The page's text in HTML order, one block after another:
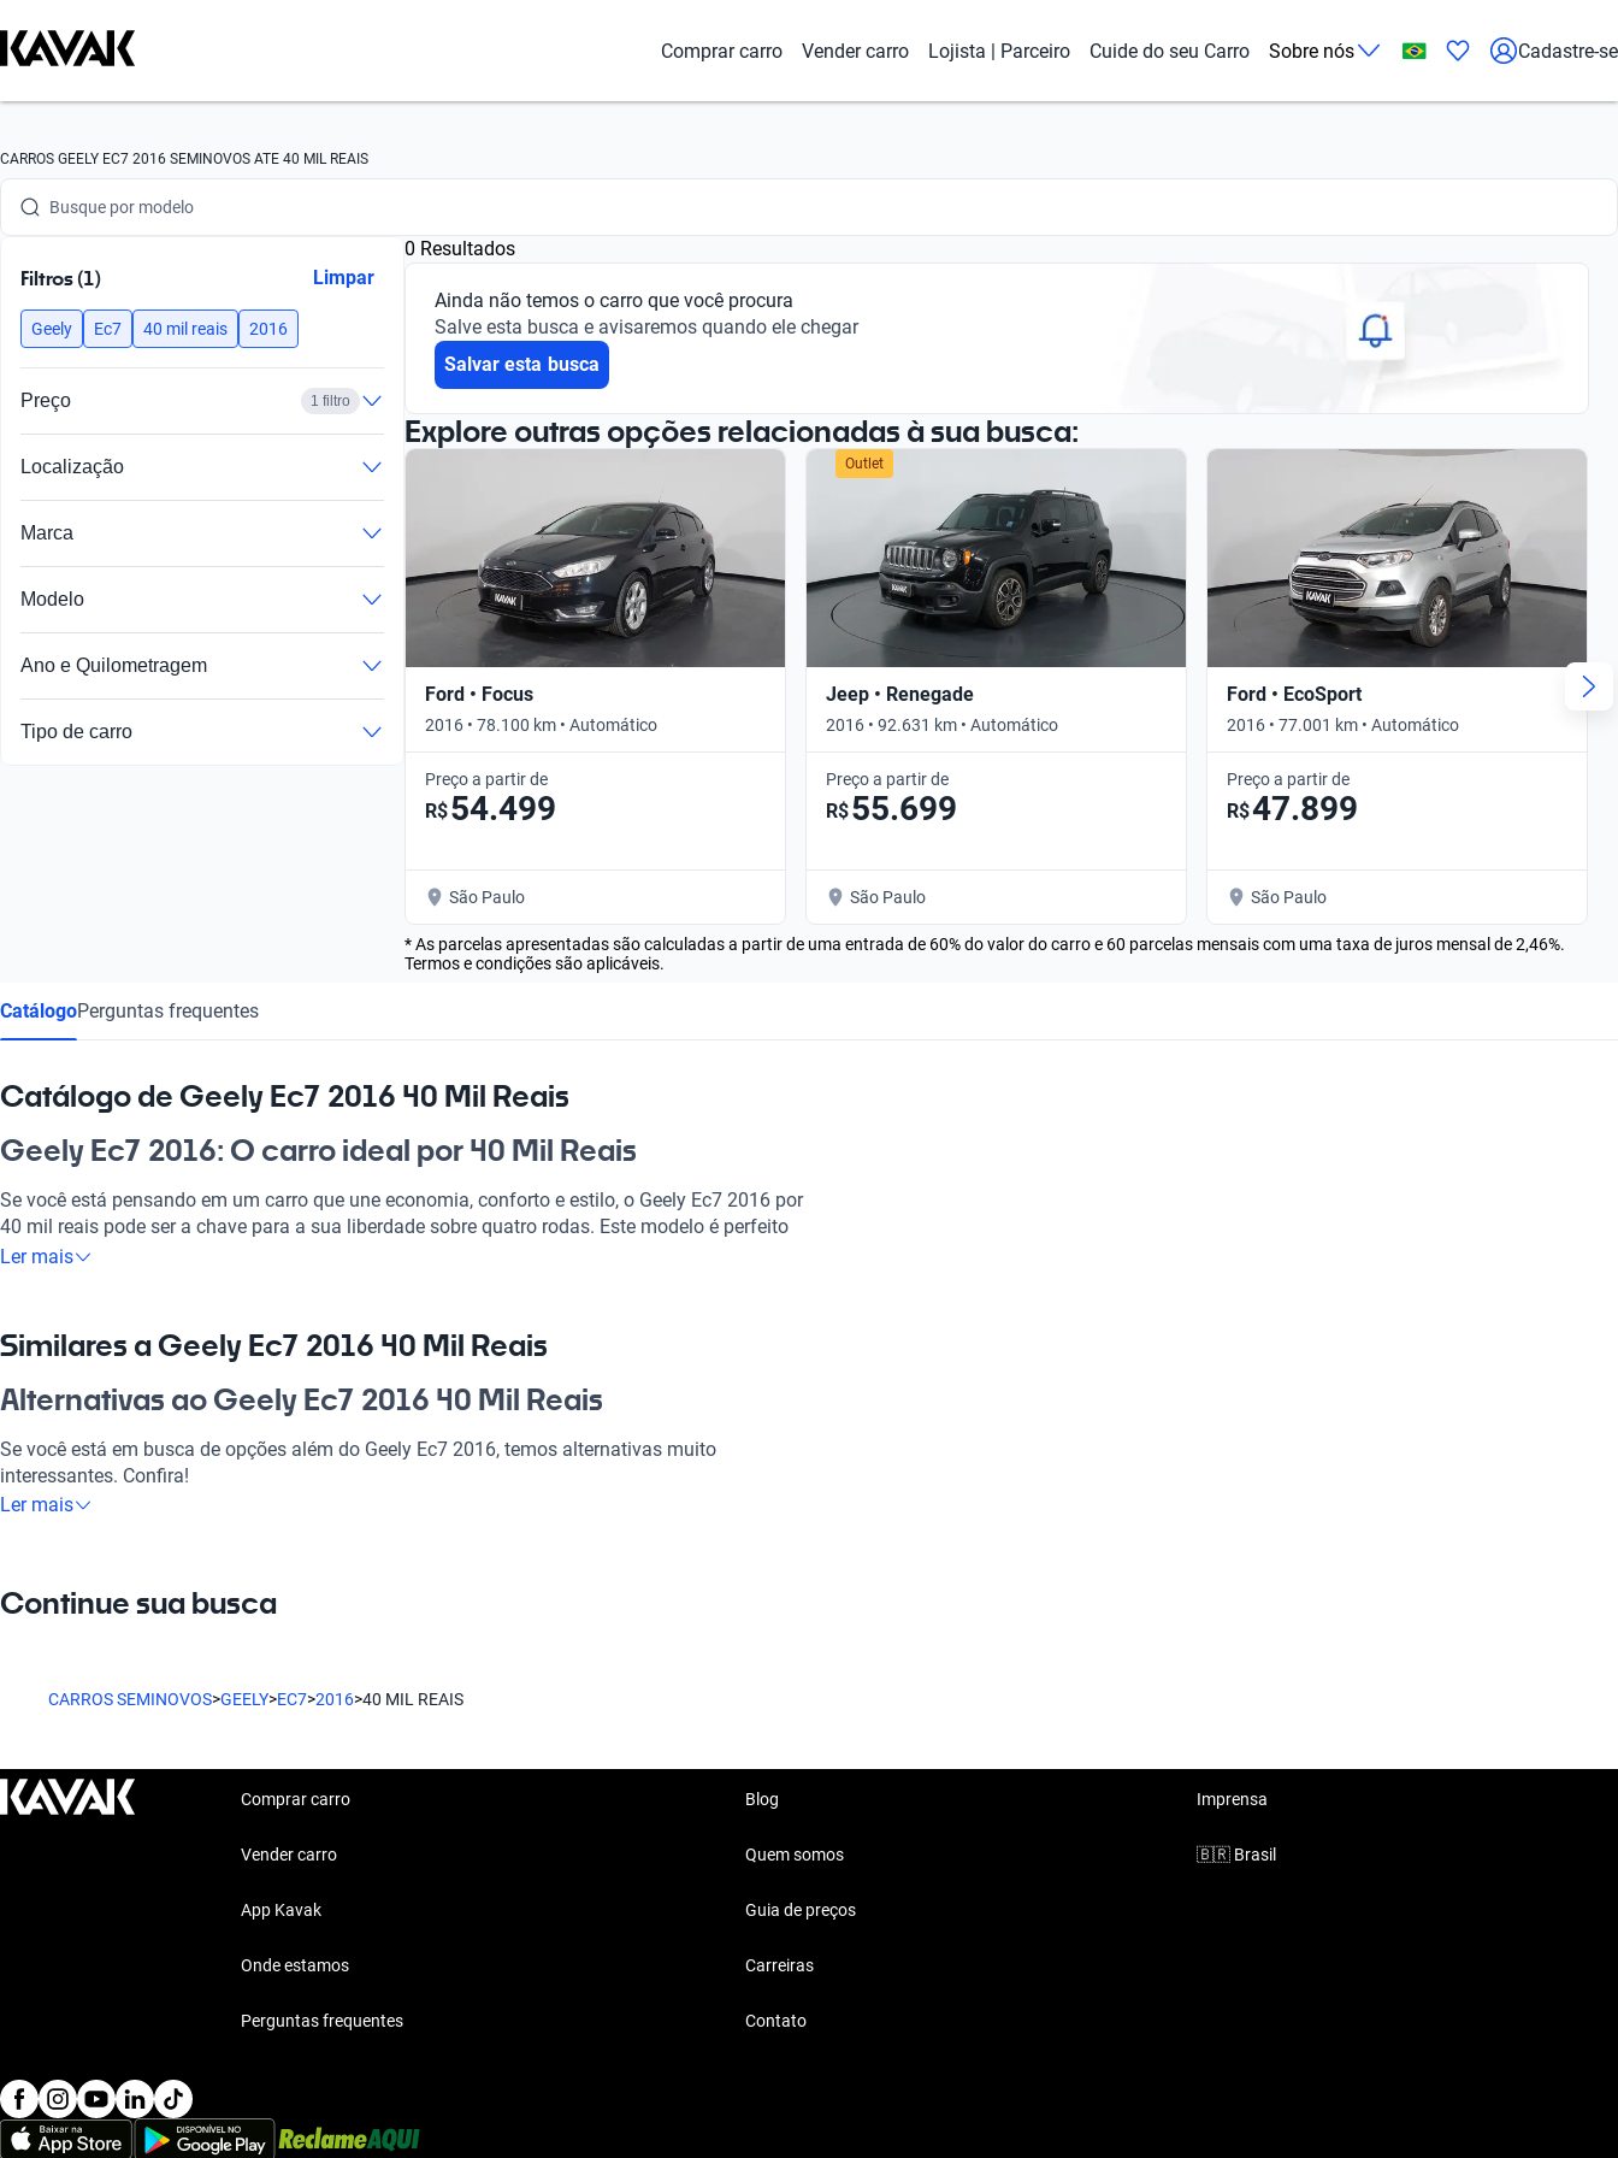
Comprar carro Vender carro Lojista | Parceiro Cuide do seu Carro Sobre nós Cadastre-se
CARROS GEELY EC7 2016 SEMINOVOS ATE 40 MIL REAIS
Busque por marca
Busque por modelo
Busque por ano
Busque por marca
Busque por versão
Busque por ano
Filtros (1) Limpar
Geely Ec7 40 mil reais 2016
Preço 1 filtro
Localização
Marca
Modelo
Ano e Quilometragem
Tipo de carro
0 Resultados
Ainda não temos o carro que você procura
Salve esta busca e avisaremos quando ele chegar
Salvar esta busca
Explore outras opções relacionadas à sua busca:
Ford • Focus
2016 • 78.100 km • Automático
Preço a partir de
R$54.499
São Paulo
Outlet
Jeep • Renegade
2016 • 92.631 km • Automático
Preço a partir de
R$55.699
São Paulo
Ford • EcoSport
2016 • 77.001 km • Automático
Preço a partir de
R$47.899
São Paulo
* As parcelas apresentadas são calculadas a partir de uma entrada de 60% do valor do carro e 60 parcelas mensais com uma taxa de juros mensal de 2,46%.
Termos e condições são aplicáveis.
CatálogoPerguntas frequentes
Catálogo de Geely Ec7 2016 40 Mil Reais
Geely Ec7 2016: O carro ideal por 40 Mil Reais
Se você está pensando em um carro que une economia, conforto e estilo, o Geely Ec7 2016 por
40 mil reais pode ser a chave para a sua liberdade sobre quatro rodas. Este modelo é perfeito
para o dia a dia, seja para ir trabalhar ou para aquela viagem de fim de semana com a família.
amigos.
Por que escolher Geely Ec7 2016 40 Mil Reais?
Desfrute da melhor tecnologia com Tecnologia moderna, fazendo de cada viagem uma
experiência conectada e confortável.
Opções comoGeely GC2,Chevrolet S10
Segurança: Sistemas de seguridad
Conforto: Confort premium
para todos os momentos do seu dia.
Ler mais
Similares a Geely Ec7 2016 40 Mil Reais
Alternativas ao Geely Ec7 2016 40 Mil Reais
Se você está em busca de opções além do Geely Ec7 2016, temos alternativas muito
interessantes. Confira!
Chevrolet S10
O Renault Sandero combina espaço e tecnologia, ideal para a família.
Ler mais
Continue sua busca
CARROS SEMINOVOS>GEELY>EC7>2016>40 MIL REAIS
Comprar carro
Vender carro
App Kavak
Onde estamos
Perguntas frequentes
Blog
Quem somos
Guia de preços
Carreiras
Contato
Imprensa
🇧🇷 Brasil